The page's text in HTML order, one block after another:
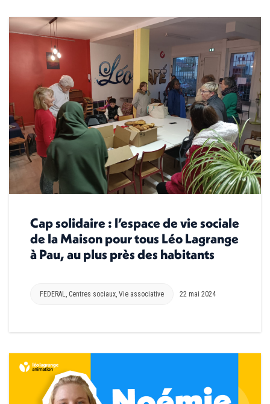
Cap solidaire : l’espace de vie sociale
de la Maison pour tous Léo Lagrange
à Pau, au plus près des habitants
FEDERAL, Centres sociaux, Vie associative 22 mai 2024